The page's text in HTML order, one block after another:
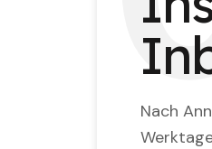
Nach